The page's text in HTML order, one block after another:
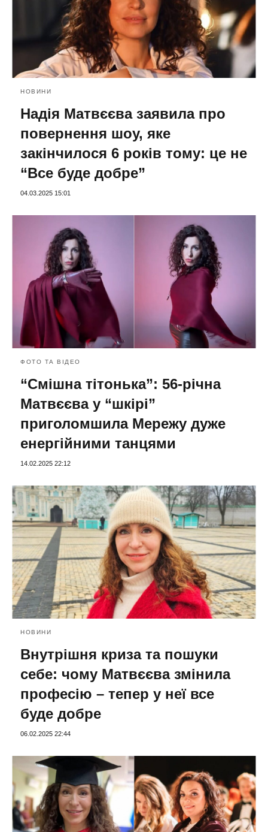
НОВИНИ
Надія Матвєєва заявила про
повернення шоу, яке
закінчилося 6 років тому: це не
“Все буде добре”
04.03.2025 15:01
ФОТО ТА ВІДЕО
“Смішна тітонька”: 56-річна
Матвєєва у “шкірі”
приголомшила Мережу дуже
енергійними танцями
14.02.2025 22:12
НОВИНИ
Внутрішня криза та пошуки
себе: чому Матвєєва змінила
професію – тепер у неї все
буде добре
06.02.2025 22:44